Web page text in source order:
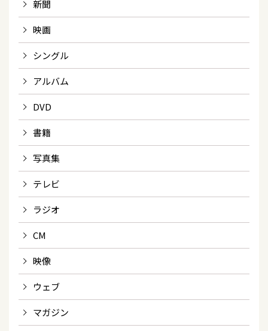
新聞
映画
シングル
アルバム
DVD
書籍
写真集
テレビ
ラジオ
CM
映像
ウェブ
マガジン